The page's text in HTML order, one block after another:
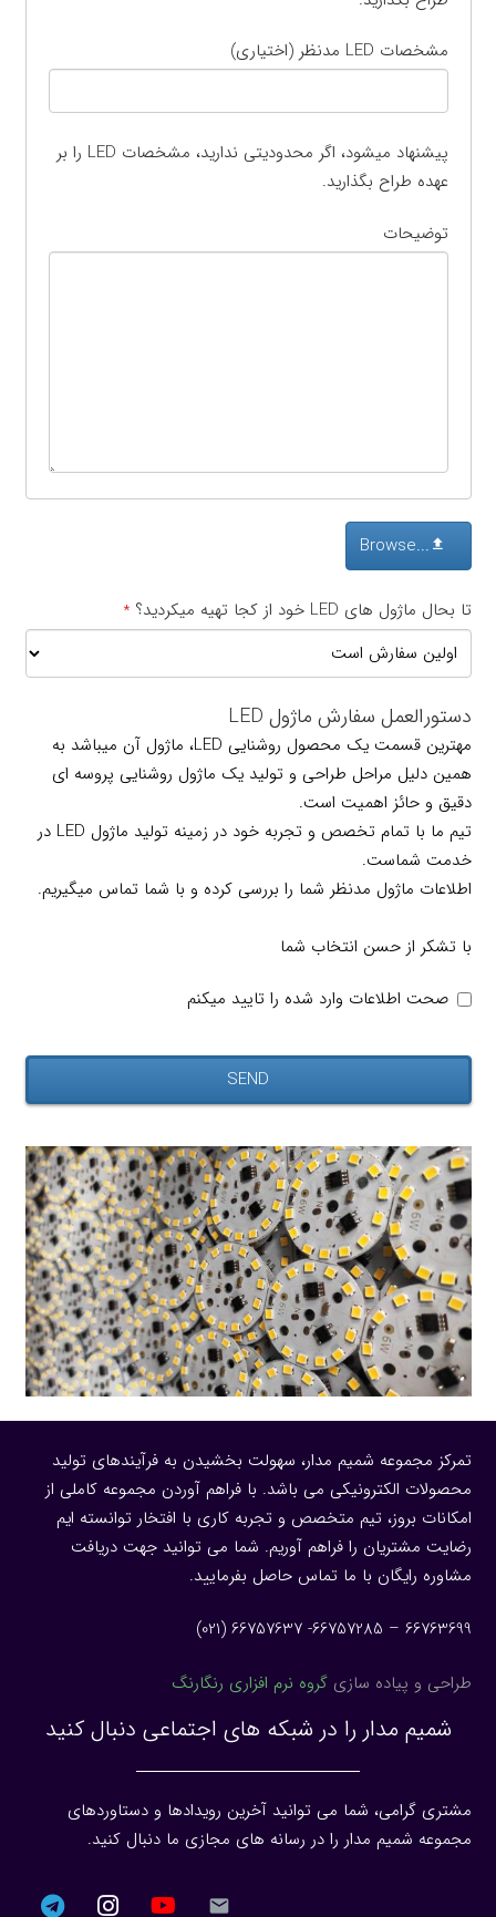
مشخصات LED مدنظر (اختیاری)
پیشنهاد میشود، اگر محدودیتی ندارید، مشخصات LED را بر
عهده طراح بگذارید.
توضیحات
Browse...
تا بحال ماژول های LED خود از کجا تهیه میکردید؟ *
دستورالعمل سفارش ماژول LED
مهترین قسمت یک محصول روشنایی LED، ماژول آن میباشد به
همین دلیل مراحل طراحی و تولید یک ماژول روشنایی پروسه ای
دقیق و حائز اهمیت است.
تیم ما با تمام تخصص و تجربه خود در زمینه تولید ماژول LED در
خدمت شماست.
اطلاعات ماژول مدنظر شما را بررسی کرده و با شما تماس میگیریم.
با تشکر از حسن انتخاب شما
صحت اطلاعات وارد شده را تایید میکنم
SEND
field
should
be
left
blank
تمرکز مجموعه شمیم مدار، سهولت بخشیدن به فرآیندهای تولید
محصولات الکترونیکی می باشد. با فراهم آوردن مجموعه کاملی از
امکانات بروز، تیم متخصص و تجربه کاری با افتخار توانسته ایم
رضایت مشتریان را فراهم آوریم. شما می توانید جهت دریافت
مشاوره رایگان با ما تماس حاصل بفرمایید.
66763699 – 66757285- 66757637 (021)
طراحی و پیاده سازی گروه نرم افزاری رنگارنگ
شمیم مدار را در شبکه های اجتماعی دنبال کنید
مشتری گرامی، شما می توانید آخرین رویدادها و دستاوردهای
مجموعه شمیم مدار را در رسانه های مجازی ما دنبال کنید.